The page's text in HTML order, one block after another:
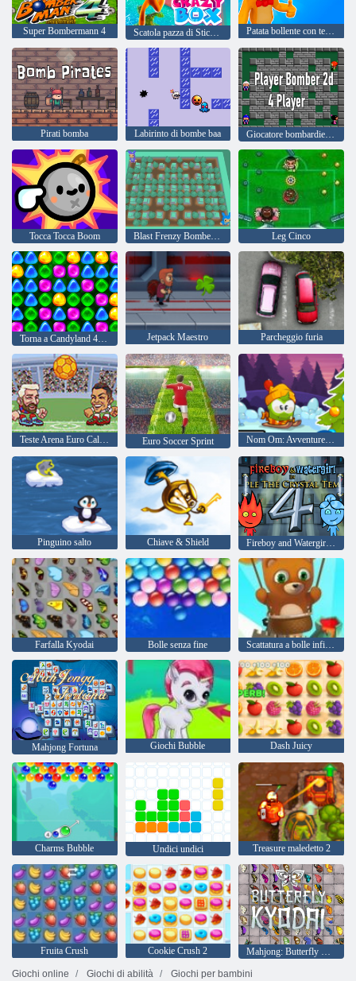
Super Bombermann 4 Scatola pazza di Stickman Patata bollente con testa bomba
Pirati bomba Labirinto di bombe baa Giocatore bombardiere 2d 4 giocatore
Tocca Tocca Boom Blast Frenzy Bomber Clash Leg Cinco
Jetpack Maestro Parcheggio furia
Teste Arena Euro Calcio Euro Soccer Sprint Nom Om: Avventure invernali
Pinguino salto Chiave & Shield Fireboy and Watergirl 4: Tempio di Cristallo
Farfalla Kyodai Bolle senza fine Scattatura a bolle infinita
Mahjong Fortuna Giochi Bubble Dash Juicy
Charms Bubble Undici undici Treasure maledetto 2
Fruita Crush Cookie Crush 2
Mahjong: Butterfly Kyodai HD
Giochi online
Giochi di abilità
Giochi per bambini